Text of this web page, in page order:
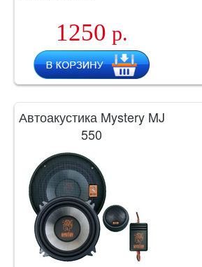
1250 р.
Автоакустика Mystery MJ
550